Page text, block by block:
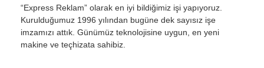
“Express Reklam” olarak en iyi bildiğimiz işi yapıyoruz.
Kurulduğumuz 1996 yılından bugüne dek sayısız işe
imzamızı attık. Günümüz teknolojisine uygun, en yeni
makine ve teçhizata sahibiz.